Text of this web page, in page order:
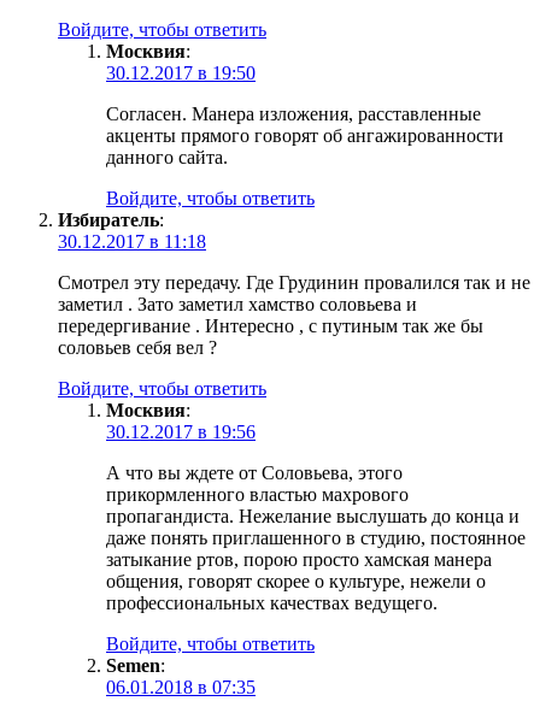
Войдите, чтобы ответить
Москвия:
30.12.2017 в 19:50
Согласен. Манера изложения, расставленные
акценты прямого говорят об ангажированности
данного сайта.
Войдите, чтобы ответить
Избиратель:
30.12.2017 в 11:18
Смотрел эту передачу. Где Грудинин провалился так и не
заметил . Зато заметил хамство соловьева и
передергивание . Интересно , с путиным так же бы
соловьев себя вел ?
Войдите, чтобы ответить
Москвия:
30.12.2017 в 19:56
А что вы ждете от Соловьева, этого
прикормленного властью махрового
пропагандиста. Нежелание выслушать до конца и
даже понять приглашенного в студию, постоянное
затыкание ртов, порою просто хамская манера
общения, говорят скорее о культуре, нежели о
профессиональных качествах ведущего.
Войдите, чтобы ответить
Semen:
06.01.2018 в 07:35